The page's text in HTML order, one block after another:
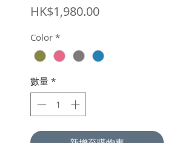
HK$1,980.00價
Color *
數量 *